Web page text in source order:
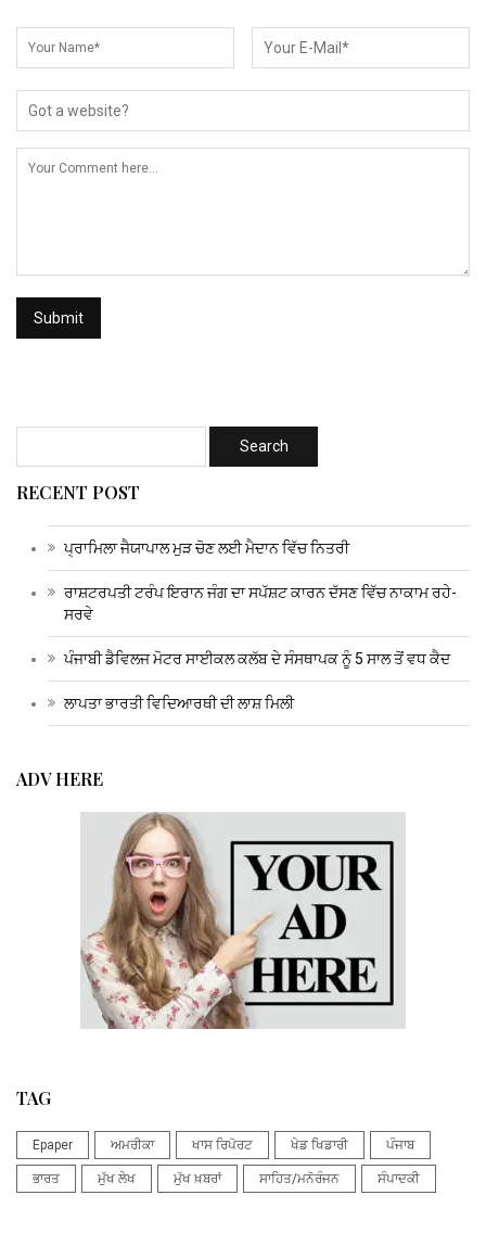
RECENT POST
ਪ੍ਰਾਮਿਲਾ ਜੈਯਾਪਾਲ ਮੁੜ ਚੋਣ ਲਈ ਮੈਦਾਨ ਵਿੱਚ ਨਿਤਰੀ
ਰਾਸ਼ਟਰਪਤੀ ਟਰੰਪ ਇਰਾਨ ਜੰਗ ਦਾ ਸਪੱਸ਼ਟ ਕਾਰਨ ਦੱਸਣ ਵਿੱਚ ਨਾਕਾਮ ਰਹੇ-
ਸਰਵੇ
ਪੰਜਾਬੀ ਡੈਵਿਲਜ ਮੋਟਰ ਸਾਈਕਲ ਕਲੱਬ ਦੇ ਸੰਸਥਾਪਕ ਨੂੰ 5 ਸਾਲ ਤੋਂ ਵਧ ਕੈਦ
ਲਾਪਤਾ ਭਾਰਤੀ ਵਿਦਿਆਰਥੀ ਦੀ ਲਾਸ਼ ਮਿਲੀ
ADV HERE
TAG
Epaper ਅਮਰੀਕਾ ਖਾਸ ਰਿਪੋਰਟ ਖੇਡ ਖਿਡਾਰੀ ਪੰਜਾਬ
ਭਾਰਤ ਮੁੱਖ ਲੇਖ ਮੁੱਖ ਖ਼ਬਰਾਂ ਸਾਹਿਤ/ਮਨੋਰੰਜਨ ਸੰਪਾਦਕੀ